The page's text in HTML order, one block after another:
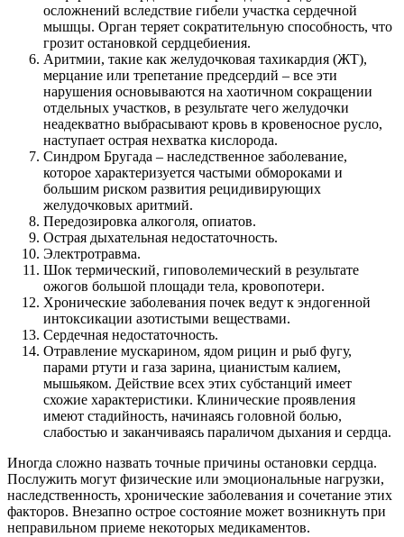
осложнений вследствие гибели участка сердечной
мышцы. Орган теряет сократительную способность, что
грозит остановкой сердцебиения.
Аритмии, такие как желудочковая тахикардия (ЖТ),
мерцание или трепетание предсердий – все эти
нарушения основываются на хаотичном сокращении
отдельных участков, в результате чего желудочки
неадекватно выбрасывают кровь в кровеносное русло,
наступает острая нехватка кислорода.
Синдром Бругада – наследственное заболевание,
которое характеризуется частыми обмороками и
большим риском развития рецидивирующих
желудочковых аритмий.
Передозировка алкоголя, опиатов.
Острая дыхательная недостаточность.
Электротравма.
Шок термический, гиповолемический в результате
ожогов большой площади тела, кровопотери.
Хронические заболевания почек ведут к эндогенной
интоксикации азотистыми веществами.
Сердечная недостаточность.
Отравление мускарином, ядом рицин и рыб фугу,
парами ртути и газа зарина, цианистым калием,
мышьяком. Действие всех этих субстанций имеет
схожие характеристики. Клинические проявления
имеют стадийность, начинаясь головной болью,
слабостью и заканчиваясь параличом дыхания и сердца.
Иногда сложно назвать точные причины остановки сердца.
Послужить могут физические или эмоциональные нагрузки,
наследственность, хронические заболевания и сочетание этих
факторов. Внезапно острое состояние может возникнуть при
неправильном приеме некоторых медикаментов.